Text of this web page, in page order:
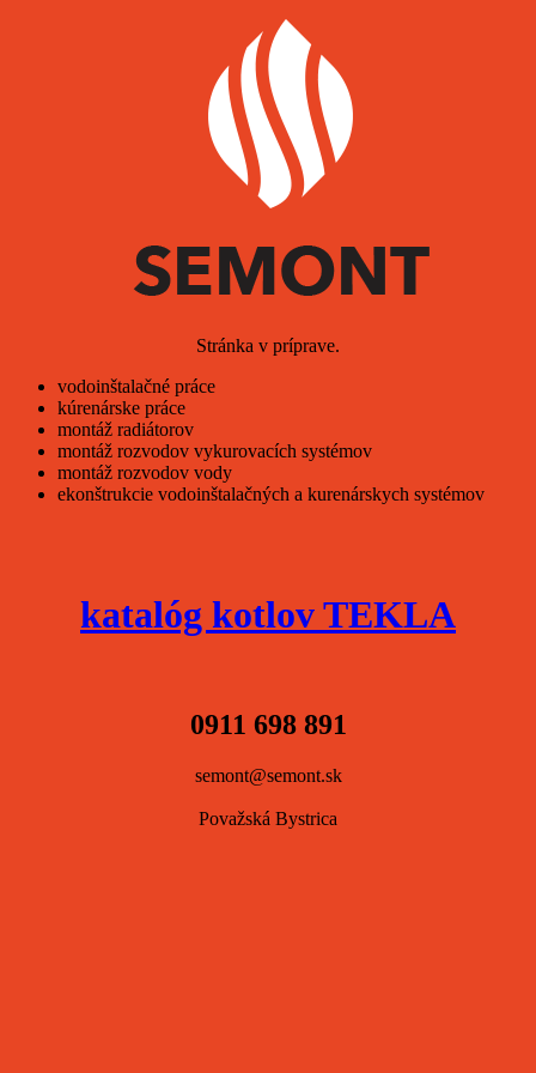
Stránka v príprave.
vodoinštalačné práce
kúrenárske práce
montáž radiátorov
montáž rozvodov vykurovacích systémov
montáž rozvodov vody
ekonštrukcie vodoinštalačných a kurenárskych systémov
katalóg kotlov TEKLA
0911 698 891
semont@semont.sk
Považská Bystrica